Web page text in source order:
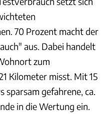
70 Prozent macht der
aus. Dabei handelt
zum
Kilometer misst. Mit 15
sparsam gefahrene, ca.
in die Wertung ein.